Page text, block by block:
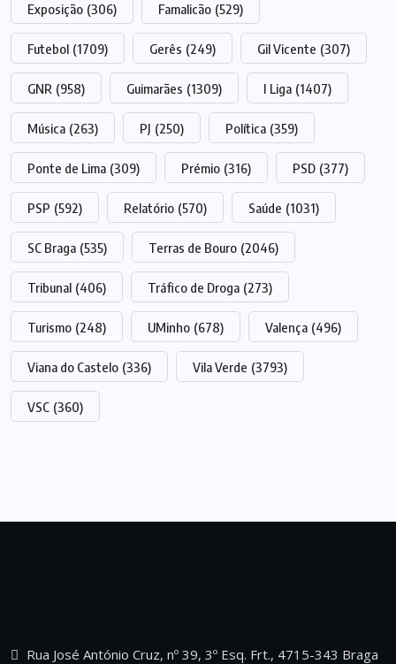
Exposição (306) Famalicão (529)
Futebol (1709) Gerês (249) Gil Vicente (307)
GNR (958) Guimarães (1309) I Liga (1407)
Música (263) PJ (250) Política (359)
Ponte de Lima (309) Prémio (316) PSD (377)
PSP (592) Relatório (570) Saúde (1031)
SC Braga (535) Terras de Bouro (2046)
Tribunal (406) Tráfico de Droga (273)
Turismo (248) UMinho (678) Valença (496)
Viana do Castelo (336) Vila Verde (3793)
VSC (360)
Rua José António Cruz, nº 39, 3º Esq. Frt., 4715-343 Braga